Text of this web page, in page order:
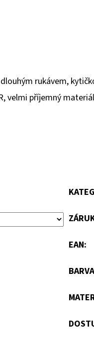
rukávem,
velmi příjemný materiál
EAN:
BARVA